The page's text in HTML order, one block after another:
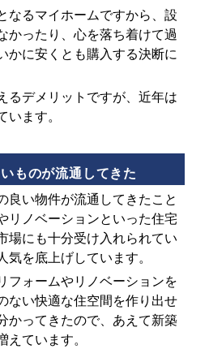
なるマイホームですから、設
かったり、心を落ち着けて過
かに安くとも購入する決断に
るデメリットですが、近年は
ます。
ものが流通してきた
良い物件が流通してきたこと
リノベーションといった住宅
場にも十分受け入れられてい
を底上げしています。
フォームやリノベーションを
ない快適な住空間を作り出せ
かってきたので、あえて新築
ています。